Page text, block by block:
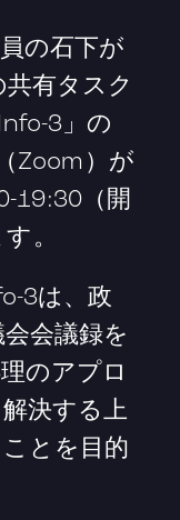
の石下が
有タスク
3」の
Zoom）が
19:30（開
。
3は、政
会議録を
のアプロ
決する上
とを目的